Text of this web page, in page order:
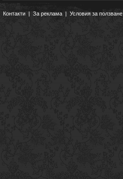
Контакти|За реклама | Условия за ползване